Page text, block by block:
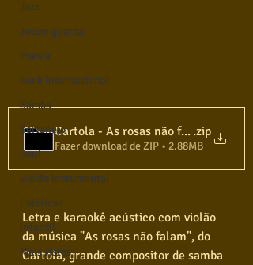
Jazz
Jovem guarda
Poesia
Rock internacional
Samba
Sertanejo
Soul
Violão instumental
Católicas
Infantil
Mais vistos
Cartola - As rosas não falam - Tom
.zip
Fazer download de ZIP • 2.88MB
Letra e karaokê acústico com violão
da música "As rosas não falam", do
Cartola, grande compositor de samba